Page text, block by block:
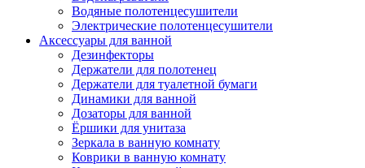
Водяные полотенцесушители
Электрические полотенцесушители
Аксессуары для ванной
Дезинфекторы
Держатели для полотенец
Держатели для туалетной бумаги
Динамики для ванной
Дозаторы для ванной
Ёршики для унитаза
Зеркала в ванную комнату
Коврики в ванную комнату